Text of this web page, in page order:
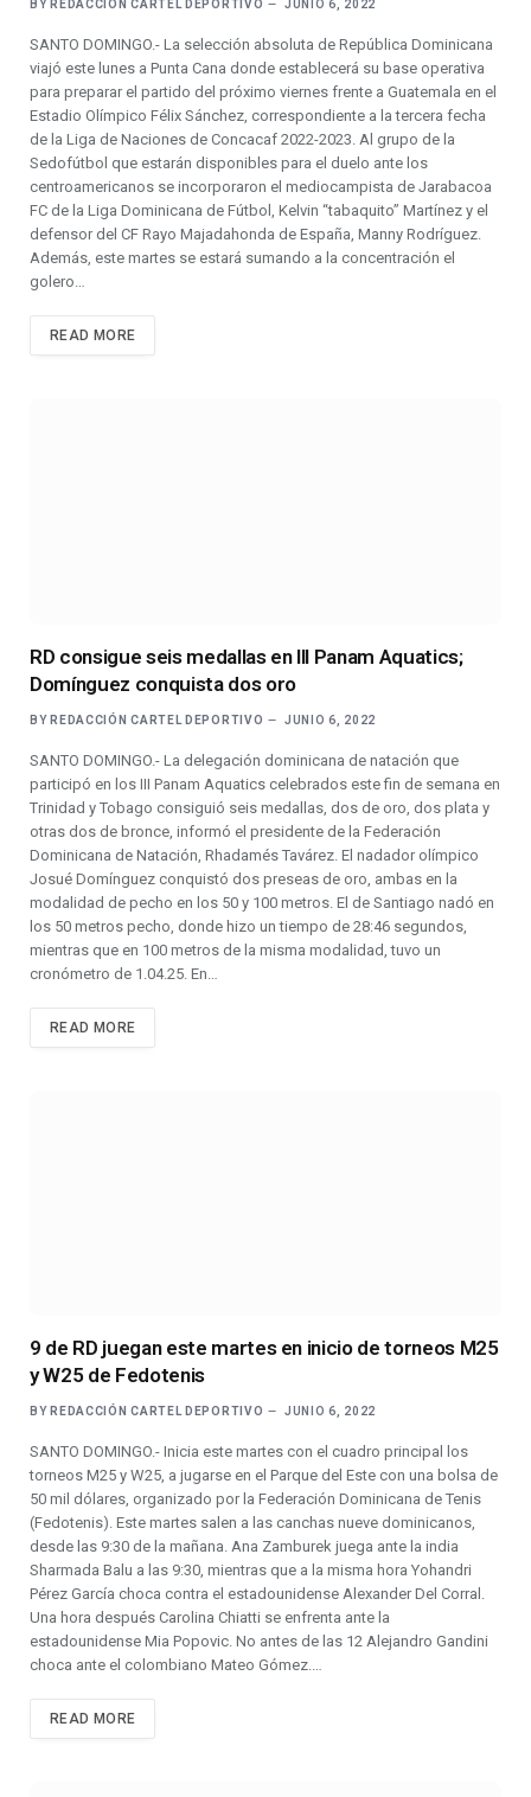
BY REDACCIÓN CARTEL DEPORTIVO JUNIO 6, 2022
SANTO DOMINGO.- La selección absoluta de República Dominicana
viajó este lunes a Punta Cana donde establecerá su base operativa
para preparar el partido del próximo viernes frente a Guatemala en el
Estadio Olímpico Félix Sánchez, correspondiente a la tercera fecha
de la Liga de Naciones de Concacaf 2022-2023. Al grupo de la
Sedofútbol que estarán disponibles para el duelo ante los
centroamericanos se incorporaron el mediocampista de Jarabacoa
FC de la Liga Dominicana de Fútbol, Kelvin “tabaquito” Martínez y el
defensor del CF Rayo Majadahonda de España, Manny Rodríguez.
Además, este martes se estará sumando a la concentración el
golero…
READ MORE
RD consigue seis medallas en III Panam Aquatics;
Domínguez conquista dos oro
BY REDACCIÓN CARTEL DEPORTIVO JUNIO 6, 2022
SANTO DOMINGO.- La delegación dominicana de natación que
participó en los III Panam Aquatics celebrados este fin de semana en
Trinidad y Tobago consiguió seis medallas, dos de oro, dos plata y
otras dos de bronce, informó el presidente de la Federación
Dominicana de Natación, Rhadamés Tavárez. El nadador olímpico
Josué Domínguez conquistó dos preseas de oro, ambas en la
modalidad de pecho en los 50 y 100 metros. El de Santiago nadó en
los 50 metros pecho, donde hizo un tiempo de 28:46 segundos,
mientras que en 100 metros de la misma modalidad, tuvo un
cronómetro de 1.04.25. En…
READ MORE
9 de RD juegan este martes en inicio de torneos M25
y W25 de Fedotenis
BY REDACCIÓN CARTEL DEPORTIVO JUNIO 6, 2022
SANTO DOMINGO.- Inicia este martes con el cuadro principal los
torneos M25 y W25, a jugarse en el Parque del Este con una bolsa de
50 mil dólares, organizado por la Federación Dominicana de Tenis
(Fedotenis). Este martes salen a las canchas nueve dominicanos,
desde las 9:30 de la mañana. Ana Zamburek juega ante la india
Sharmada Balu a las 9:30, mientras que a la misma hora Yohandri
Pérez García choca contra el estadounidense Alexander Del Corral.
Una hora después Carolina Chiatti se enfrenta ante la
estadounidense Mia Popovic. No antes de las 12 Alejandro Gandini
choca ante el colombiano Mateo Gómez.…
READ MORE